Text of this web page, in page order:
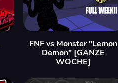
FNF vs Monster "Lemon
Demon" [GANZE
WOCHE]